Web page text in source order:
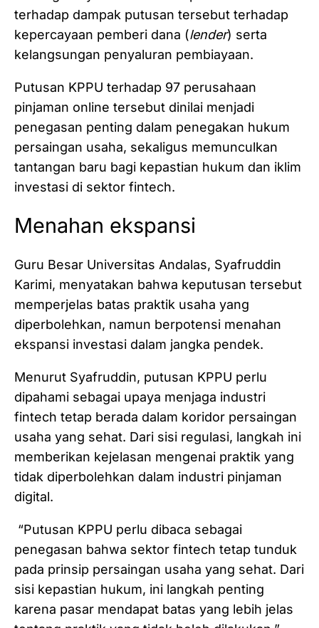
terhadap dampak putusan tersebut terhadap
kepercayaan pemberi dana (lender) serta
kelangsungan penyaluran pembiayaan.
Putusan KPPU terhadap 97 perusahaan
pinjaman online tersebut dinilai menjadi
penegasan penting dalam penegakan hukum
persaingan usaha, sekaligus memunculkan
tantangan baru bagi kepastian hukum dan iklim
investasi di sektor fintech.
Menahan ekspansi
Guru Besar Universitas Andalas, Syafruddin
Karimi, menyatakan bahwa keputusan tersebut
memperjelas batas praktik usaha yang
diperbolehkan, namun berpotensi menahan
ekspansi investasi dalam jangka pendek.
Menurut Syafruddin, putusan KPPU perlu
dipahami sebagai upaya menjaga industri
fintech tetap berada dalam koridor persaingan
usaha yang sehat. Dari sisi regulasi, langkah ini
memberikan kejelasan mengenai praktik yang
tidak diperbolehkan dalam industri pinjaman
digital.
“Putusan KPPU perlu dibaca sebagai
penegasan bahwa sektor fintech tetap tunduk
pada prinsip persaingan usaha yang sehat. Dari
sisi kepastian hukum, ini langkah penting
karena pasar mendapat batas yang lebih jelas